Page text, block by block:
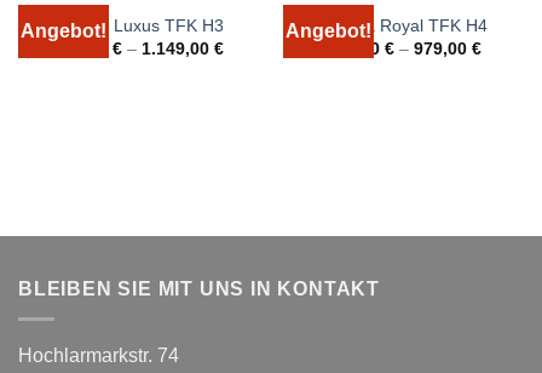
Angebot!
Medica Luxus TFK H3
€– 1.149,00 €
Angebot!
Medica Royal TFK H4
399,00 €– 979,00 €
BLEIBEN SIE MIT UNS IN KONTAKT
Hochlarmarkstr. 74